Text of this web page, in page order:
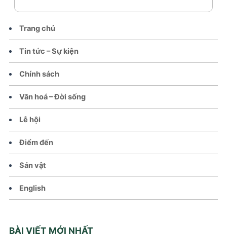
Trang chủ
Tin tức – Sự kiện
Chính sách
Văn hoá – Đời sống
Lễ hội
Điểm đến
Sản vật
English
BÀI VIẾT MỚI NHẤT